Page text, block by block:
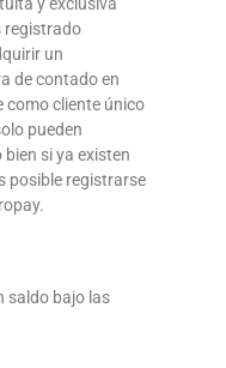
registrado
un
de contado en
como cliente único
pueden
si ya existen
posible registrarse
saldo bajo las